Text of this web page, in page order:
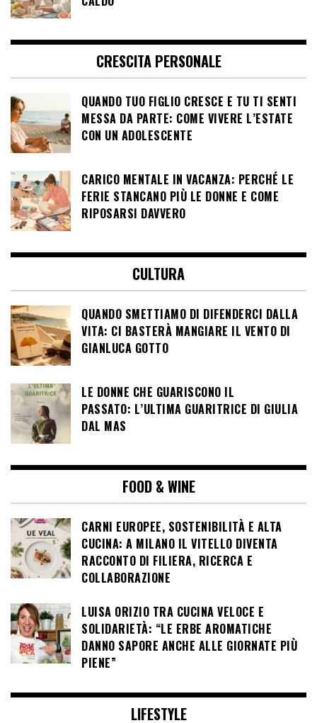
CRESCITA PERSONALE
QUANDO TUO FIGLIO CRESCE E TU TI SENTI
MESSA DA PARTE: COME VIVERE L’ESTATE
CON UN ADOLESCENTE
CARICO MENTALE IN VACANZA: PERCHÉ LE
FERIE STANCANO PIÙ LE DONNE E COME
RIPOSARSI DAVVERO
CULTURA
QUANDO SMETTIAMO DI DIFENDERCI DALLA
VITA: CI BASTERÀ MANGIARE IL VENTO DI
GIANLUCA GOTTO
LE DONNE CHE GUARISCONO IL
PASSATO: L’ULTIMA GUARITRICE DI GIULIA
DAL MAS
FOOD & WINE
CARNI EUROPEE, SOSTENIBILITÀ E ALTA
CUCINA: A MILANO IL VITELLO DIVENTA
RACCONTO DI FILIERA, RICERCA E
COLLABORAZIONE
LUISA ORIZIO TRA CUCINA VELOCE E
SOLIDARIETÀ: “LE ERBE AROMATICHE
DANNO SAPORE ANCHE ALLE GIORNATE PIÙ
PIENE”
LIFESTYLE